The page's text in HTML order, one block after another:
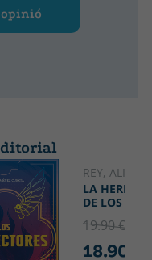
opinió
REY, ALICIA
LA
DE LOS
19.90 €
18.90 €